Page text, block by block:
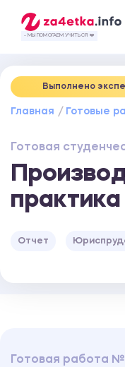
- МЫ ПОМОГАЕМ УЧИТЬСЯ ❤️
Выполнено
Главная Готовые
Готовая
практика
Отчет
Готовая работа №